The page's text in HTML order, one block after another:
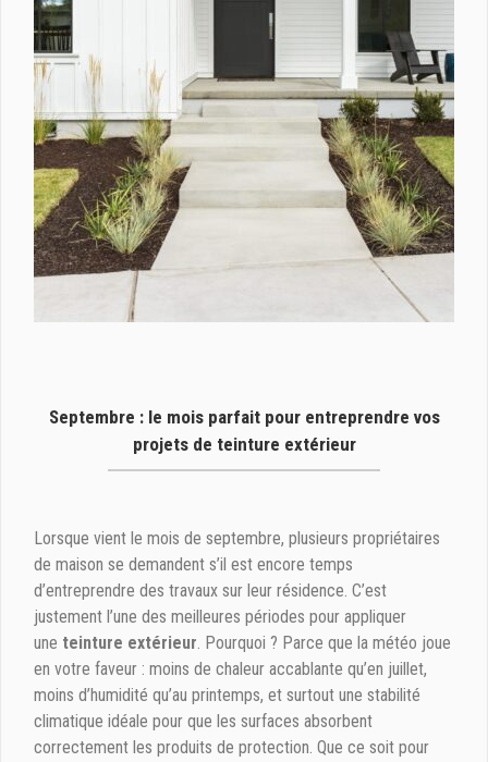
Septembre : le mois parfait pour entreprendre vos
projets de teinture extérieur
Lorsque vient le mois de septembre, plusieurs propriétaires
de maison se demandent s’il est encore temps
d’entreprendre des travaux sur leur résidence. C’est
justement l’une des meilleures périodes pour appliquer
une teinture extérieur. Pourquoi ? Parce que la météo joue
en votre faveur : moins de chaleur accablante qu’en juillet,
moins d’humidité qu’au printemps, et surtout une stabilité
climatique idéale pour que les surfaces absorbent
correctement les produits de protection. Que ce soit pour